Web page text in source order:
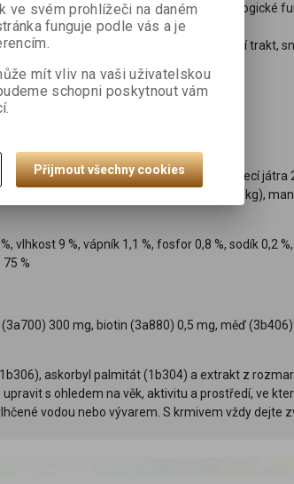
pro vývoj a funkci mozku, podporu fyziologické
a polyfenoly. Působí pozitivně na trávicí trakt,
geneticky modifikovaných surovin
pivovarské kvasnice, hydrolyzovaná kuřecí játra
(260 mg/kg), chondroitin sulfát (160 mg/kg),
vlhkost 9 %, vápník 1,1 %, fosfor 0,8 %, sodík 0,2
%
300 mg, biotin (3a880) 0,5 mg, měď
askorbyl palmitát (1b304) a extrakt z
s ohledem na věk, aktivitu a prostředí, ve
vodou nebo vývarem. S krmivem vždy dejte
ve svém prohlížeči na daném
funguje podle vás a je
mít vliv na vaši uživatelskou
schopni poskytnout vám
Přijmout všechny cookies